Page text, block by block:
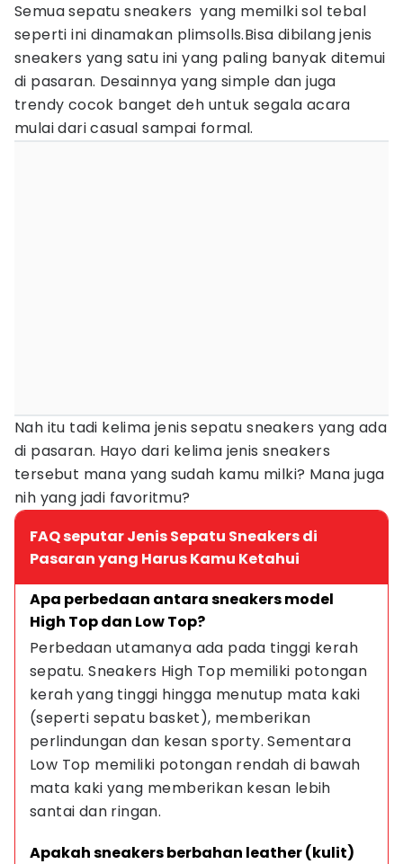
Semua sepatu sneakers yang memilki sol tebal
seperti ini dinamakan plimsolls.Bisa dibilang jenis
sneakers yang satu ini yang paling banyak ditemui
di pasaran. Desainnya yang simple dan juga
trendy cocok banget deh untuk segala acara
mulai dari casual sampai formal.
Nah itu tadi kelima jenis sepatu sneakers yang ada
di pasaran. Hayo dari kelima jenis sneakers
tersebut mana yang sudah kamu milki? Mana juga
nih yang jadi favoritmu?
FAQ seputar Jenis Sepatu Sneakers di
Pasaran yang Harus Kamu Ketahui
Apa perbedaan antara sneakers model
High Top dan Low Top?
Perbedaan utamanya ada pada tinggi kerah
sepatu. Sneakers High Top memiliki potongan
kerah yang tinggi hingga menutup mata kaki
(seperti sepatu basket), memberikan
perlindungan dan kesan sporty. Sementara
Low Top memiliki potongan rendah di bawah
mata kaki yang memberikan kesan lebih
santai dan ringan.
Apakah sneakers berbahan leather (kulit)